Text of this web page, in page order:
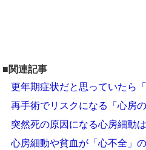
■関連記事
更年期症状だと思っていたら
再手術でリスクになる「心房
突然死の原因になる心房細動
心房細動や貧血が「心不全」